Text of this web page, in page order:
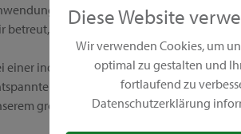
Diese Website
Wir verwenden Cookies, um
optimal zu gestalten und
fortlaufend zu
Datenschutzerklärung
präsentieren. Bei
betreut, vor und natürlich auch nach dem
einer individuellen Vorführung zeige ich
Atmosphäre. Die Produkte
großzügigen Gastgeberprogramm